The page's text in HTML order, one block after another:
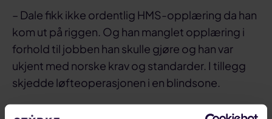
– Dale fikk ikke ordentlig HMS-opplæring da han
kom ut på riggen. Og han manglet opplæring i
forhold til jobben han skulle gjøre og han var
ukjent med norske krav og standarder. I tillegg
skjedde løfteoperasjonen i en blindsone.
– Og, skal i det hele tatt store containere bli